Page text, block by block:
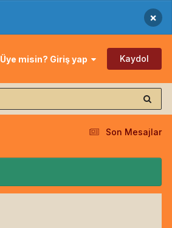
×
Üye misin? Giriş yap Kaydol
Son Mesajlar